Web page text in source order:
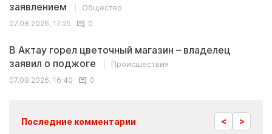
заявлением
Общество
07.08.2026, 17:25
0
В Актау горел цветочный магазин – владелец
заявил о поджоге
Происшествия
07.08.2026, 16:40
0
Последние комментарии < >